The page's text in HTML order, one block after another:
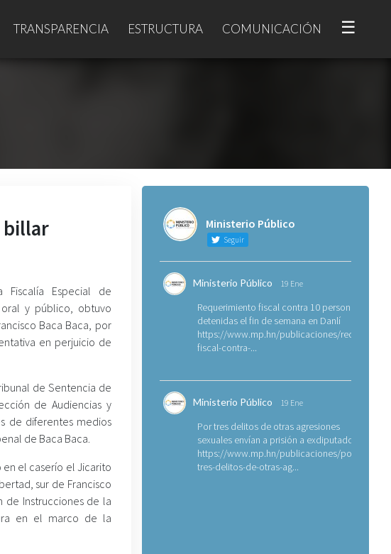
TRANSPARENCIA ESTRUCTURA COMUNICACIÓN ☰
billar
Fiscalía Especial de
oral y público, obtuvo
Baca Baca, por
en perjuicio de
de Sentencia de
de Audiencias y
de diferentes medios
de Baca Baca.
el caserío el Jicarito
sur de Francisco
de Instrucciones de la
en el marco de la
Ministerio Público
Seguir
Ministerio Público 19 Ene
Requerimiento fiscal contra 10 personas
detenidas el fin de semana en Danlí
https://www.mp.hn/publicaciones/
fiscal-contra-...
Ministerio Público 19 Ene
Por tres delitos de otras agresiones
sexuales envían a prisión a exdiputado
https://www.mp.hn/publicaciones/por-
tres-delitos-de-otras-ag...